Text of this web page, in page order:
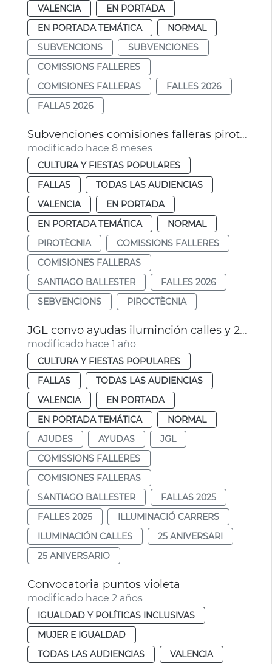
VALENCIA
EN PORTADA
EN PORTADA TEMÁTICA
NORMAL
SUBVENCIONS
SUBVENCIONES
COMISSIONS FALLERES
COMISIONES FALLERAS
FALLES 2026
FALLAS 2026
Subvenciones comisiones falleras pirotecnia 2026
modificado hace 8 meses
CULTURA Y FIESTAS POPULARES
FALLAS
TODAS LAS AUDIENCIAS
VALENCIA
EN PORTADA
EN PORTADA TEMÁTICA
NORMAL
PIROTÈCNIA
COMISSIONS FALLERES
COMISIONES FALLERAS
SANTIAGO BALLESTER
FALLES 2026
SEBVENCIONS
PIROCTÈCNIA
JGL convo ayudas iluminción calles y 25 aniversario fallas
modificado hace 1 año
CULTURA Y FIESTAS POPULARES
FALLAS
TODAS LAS AUDIENCIAS
VALENCIA
EN PORTADA
EN PORTADA TEMÁTICA
NORMAL
AJUDES
AYUDAS
JGL
COMISSIONS FALLERES
COMISIONES FALLERAS
SANTIAGO BALLESTER
FALLAS 2025
FALLES 2025
ILLUMINACIÓ CARRERS
ILUMINACIÓN CALLES
25 ANIVERSARI
25 ANIVERSARIO
Convocatoria puntos violeta
modificado hace 2 años
IGUALDAD Y POLÍTICAS INCLUSIVAS
MUJER E IGUALDAD
TODAS LAS AUDIENCIAS
VALENCIA